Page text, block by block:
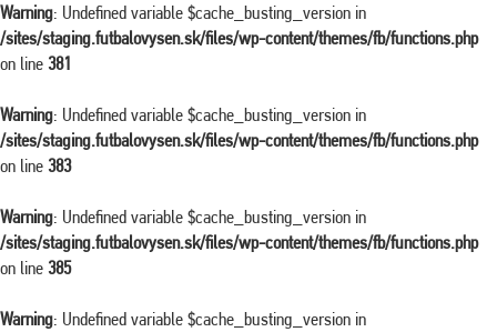
Warning: Undefined variable $cache_busting_version in
/sites/staging.futbalovysen.sk/files/wp-content/themes/fb/functions.php
on line 381
Warning: Undefined variable $cache_busting_version in
/sites/staging.futbalovysen.sk/files/wp-content/themes/fb/functions.php
on line 383
Warning: Undefined variable $cache_busting_version in
/sites/staging.futbalovysen.sk/files/wp-content/themes/fb/functions.php
on line 385
Warning: Undefined variable $cache_busting_version in